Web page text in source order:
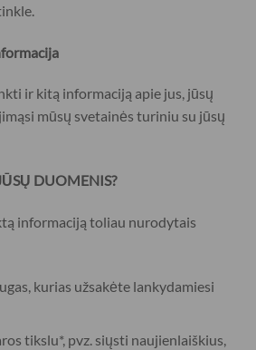
ir kitą informaciją apie jus, jūsų
mūsų svetainės turiniu su jūsų
DUOMENIS?
informaciją toliau nurodytais
kurias užsakėte lankydamiesi
tikslu*, pvz. siųsti naujienlaiškius,